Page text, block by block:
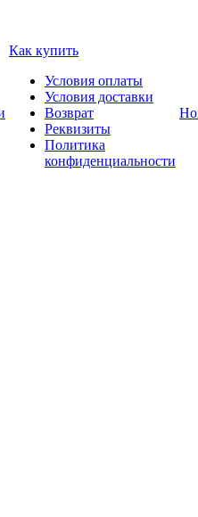
Как купить
Условия оплаты
Условия доставки
Возврат
Реквизиты
Политика
конфиденциальности